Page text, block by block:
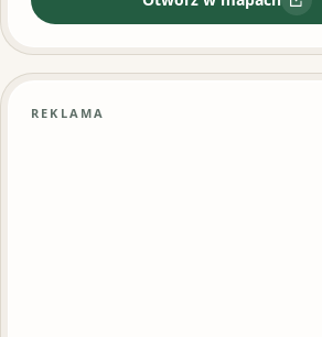
:UGUR
REKLAMA